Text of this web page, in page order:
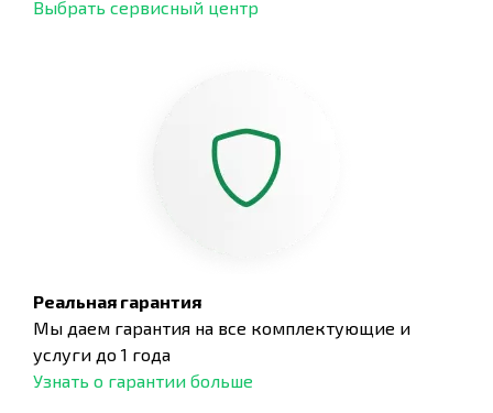
Выбрать сервисный центр
Реальная гарантия
Мы даем гарантия на все комплектующие и
услуги до 1 года
Узнать о гарантии больше